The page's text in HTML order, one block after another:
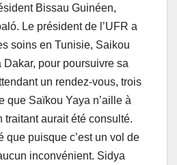
Bissau Guinéen,
Le président de l’UFR a
soins en Tunisie, Saikou
pour poursuivre sa
un rendez-vous, trois
que Saïkou Yaya n’aille à
traitant aurait été consulté.
que puisque c’est un vol de
inconvénient. Sidya